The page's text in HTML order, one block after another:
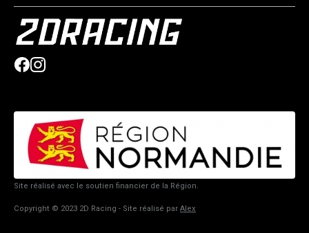
Site réalisé avec le soutien financier de la Région.
Copyright © 2023 2D Racing - Site réalisé par Alex